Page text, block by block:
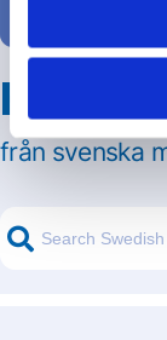
Hitta
från svenska